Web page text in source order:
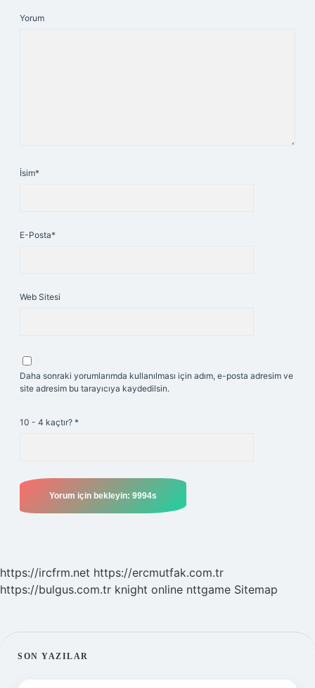
Yorum
İsim*
E-Posta*
Web Sitesi
Daha sonraki yorumlarımda kullanılması için adım, e-posta adresim ve
site adresim bu tarayıcıya kaydedilsin.
10 - 4 kaçtır? *
https://ircfrm.net https://ercmutfak.com.tr
https://bulgus.com.tr knight online nttgame Sitemap
SIDEBAR
SON YAZILAR